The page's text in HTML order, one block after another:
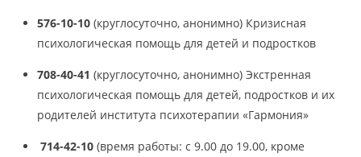
576-10-10 (круглосуточно, анонимно) Кризисная
психологическая помощь для детей и подростков
708-40-41 (круглосуточно, анонимно) Экстренная
психологическая помощь для детей, подростков и их
родителей института психотерапии «Гармония»
714-42-10 (время работы: с 9.00 до 19.00, кроме